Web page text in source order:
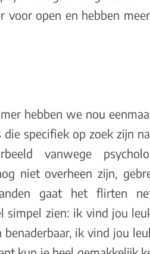
voor open en hebben
hebben we nou
specifiek op zoek zijn
vanwege
niet overheen zijn,
gaat het flirten
simpel zien: ik vind jou
ik vind jou